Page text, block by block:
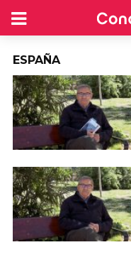
ESPAÑA